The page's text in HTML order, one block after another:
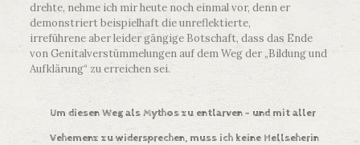
drehte, nehme ich mir heute noch einmal vor, denn er
demonstriert beispielhaft die unreflektierte,
irreführene aber leider gängige Botschaft, dass das Ende
von Genitalverstümmelungen auf dem Weg der „Bildung und
Aufklärung“ zu erreichen sei.
Um diesen Weg als Mythos zu entlarven – und mit aller
Vehemenz zu widersprechen, muss ich keine Hellseherin